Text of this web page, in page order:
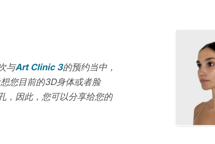
与Art Clinic 3的预约当中，
您目前的3D身体或者脸
，因此，您可以分享给您的